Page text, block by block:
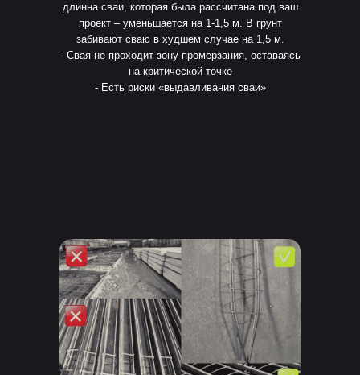
длинна сваи, которая была рассчитана под ваш
проект – уменьшается на 1-1,5 м. В грунт
забивают сваю в худшем случае на 1,5 м.
- Свая не проходит зону промерзания, оставаясь
на критической точке
- Есть риски «выдавливания сваи»